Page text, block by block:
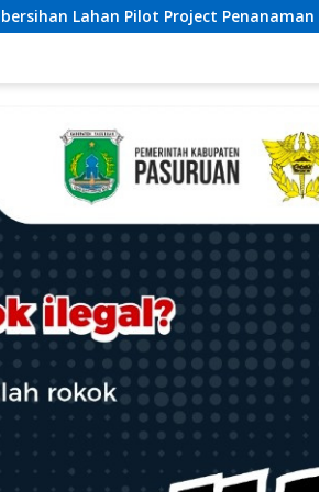
Kacang Tanah Dimulai Sabtu